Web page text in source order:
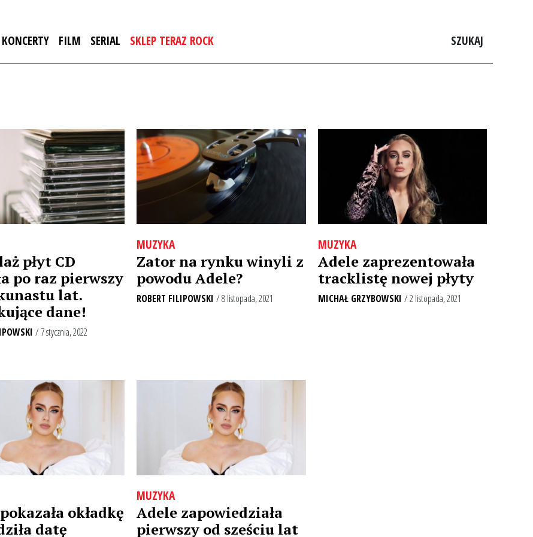
KONCERTY FILM SERIAL SKLEP TERAZ ROCK SZUKAJ
płyt CD
po raz pierwszy
lat.
dane!
/ 7 stycznia, 2022
MUZYKA
Zator na rynku winyli z
powodu Adele?
ROBERT FILIPOWSKI / 8 listopada, 2021
MUZYKA
Adele zaprezentowała
tracklistę nowej płyty
MICHAŁ GRZYBOWSKI / 2 listopada, 2021
okładkę
datę
MUZYKA
Adele zapowiedziała
pierwszy od sześciu lat